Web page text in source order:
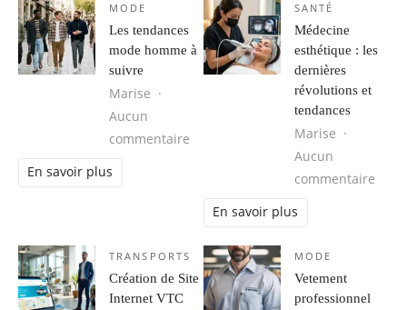
MODE
Les tendances
mode homme à
suivre
Marise
Aucun
commentaire sur Les tendances mode homme à
En savoir plus
SANTÉ
Médecine
esthétique : les
dernières
révolutions et
tendances
Marise
Aucun
commentaire
En savoir plus
TRANSPORTS
Création de Site
Internet VTC
MODE
Vetement
professionnel